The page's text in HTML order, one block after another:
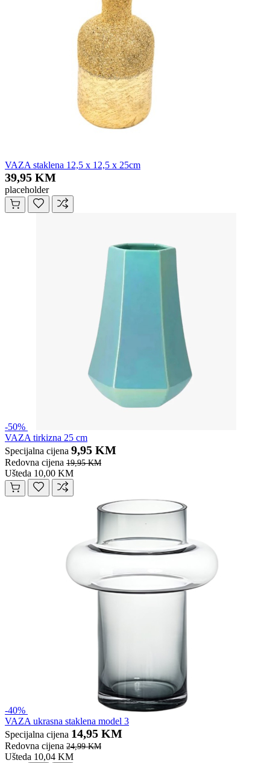
VAZA staklena 12,5 x 12,5 x 25cm
39,95 KM
placeholder
-50%
VAZA tirkizna 25 cm
Specijalna cijena 9,95 KM
Redovna cijena 19,95 KM
Ušteda 10,00 KM
-40%
VAZA ukrasna staklena model 3
Specijalna cijena 14,95 KM
Redovna cijena 24,99 KM
Ušteda 10,04 KM